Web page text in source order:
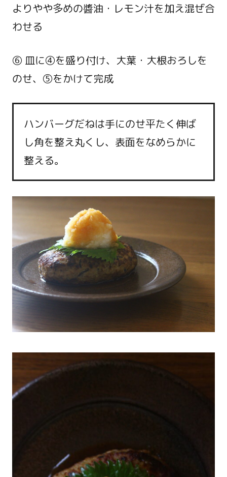
よりやや多めの醬油・レモン汁を加え混ぜ合
わせる
⑥ 皿に④を盛り付け、大葉・大根おろしを
のせ、⑤をかけて完成
ハンバーグだねは手にのせ平たく伸ば
し角を整え丸くし、表面をなめらかに
整える。